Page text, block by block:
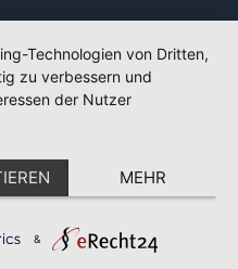
Technologien von Dritten,
zu verbessern und
der Nutzer
MEHR
&